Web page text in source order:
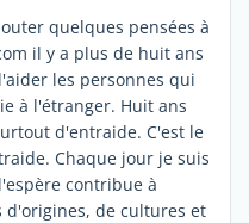
quelques pensées à
il y a plus de huit ans
les personnes qui
à l'étranger. Huit ans
d'entraide. C'est le
Chaque jour je suis
contribue à
d'origines, de cultures et